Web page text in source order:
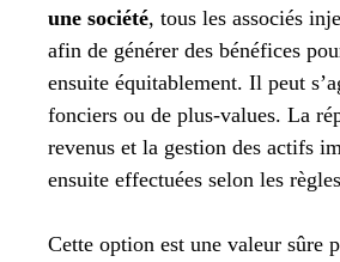
une société, tous les associés
afin de générer des bénéfices
ensuite équitablement. Il peut
fonciers ou de plus-values. La
revenus et la gestion des actifs
ensuite effectuées selon les
Cette option est une valeur sûre